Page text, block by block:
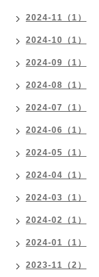
2024-11（1）
2024-10（1）
2024-09（1）
2024-08（1）
2024-07（1）
2024-06（1）
2024-05（1）
2024-04（1）
2024-03（1）
2024-02（1）
2024-01（1）
2023-11（2）